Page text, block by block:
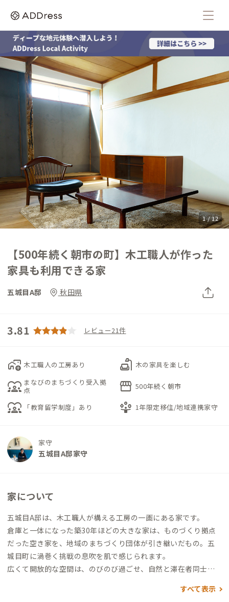
1 / 12
【500年続く朝市の町】木工職人が作った
家具も利用できる家
五城目A邸 秋田県
3.81 レビュー21件
add_home_work 木工職人の工房あり scene 木の家具を楽しむ
diversity_1 まなびのまちづくり受入拠
点
storefront 500年続く朝市
diversity_1 「教育留学制度」あり person_play 1年限定移住/地域連携家守
家守
五城目A邸家守
家について
五城目A邸は、木工職人が構える工房の一画にある家です。
倉庫と一体になった築30年ほどの大きな家は、ものづくり拠点
だった空き家を、地域のまちづくり団体が引き継いだもの。五
城目町に渦巻く挑戦の息吹を肌で感じられます。
広くて開放的な空間は、のびのび過ごせ、自然と滞在者同士の
り創ったりすることが好きな方にはおすすめの拠点となりそう
すべて表示